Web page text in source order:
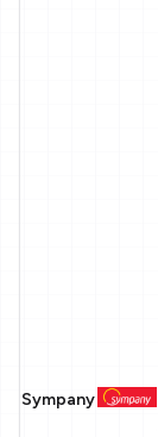
Sympany